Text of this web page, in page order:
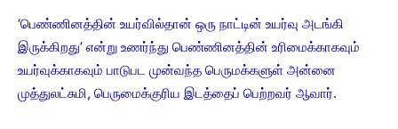
‘பெண்ணினத்தின் உயர்வில்தான் ஒரு நாட்டின் உயர்வு அடங்கி
இருக்கிறது’ என்று உணர்ந்து பெண்ணினத்தின் உரிமைக்காகவும்
உயர்வுக்காகவும் பாடுபட முன்வந்த பெருமக்களுள் அன்னை
முத்துலட்சுமி, பெருமைக்குரிய இடத்தைப் பெற்றவர் ஆவார்.